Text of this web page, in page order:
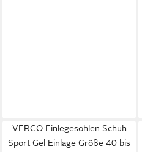
VERCO Einlegesohlen Schuh
Sport Gel Einlage Größe 40 bis